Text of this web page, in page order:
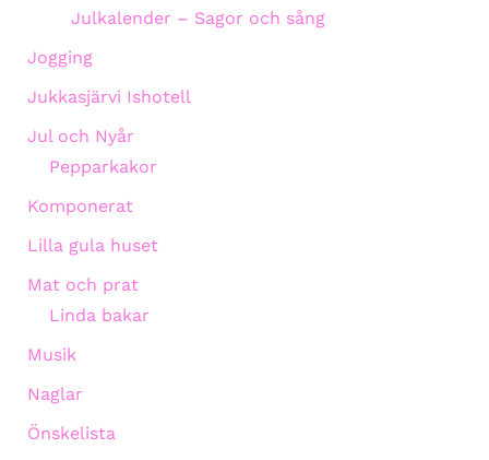
Julkalender – Sagor och sång
Jogging
Jukkasjärvi Ishotell
Jul och Nyår
Pepparkakor
Komponerat
Lilla gula huset
Mat och prat
Linda bakar
Musik
Naglar
Önskelista